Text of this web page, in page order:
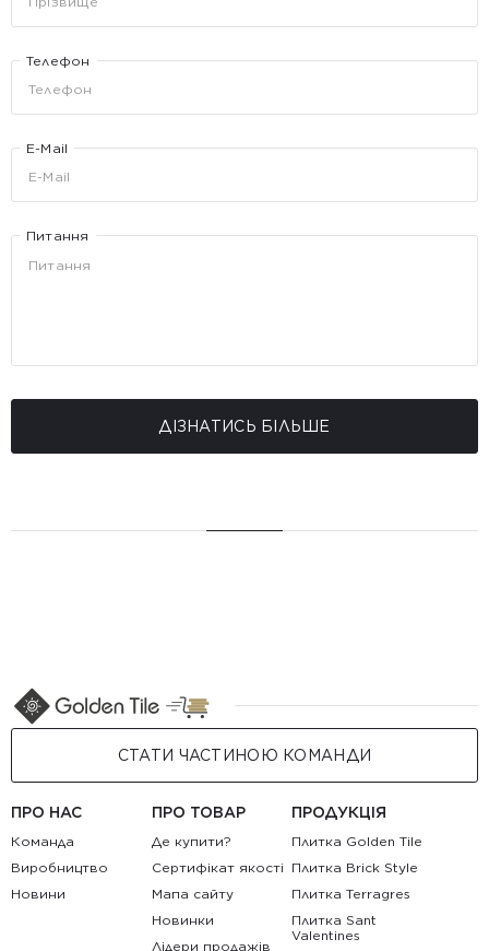
Телефон
E-Mail
Питання
ДІЗНАТИСЬ БІЛЬШЕ
СТАТИ ЧАСТИНОЮ КОМАНДИ
ПРО НАС
Команда
Виробництво
Новини
ПРО ТОВАР
Де купити?
Сертифікат якості
Мапа сайту
Новинки
Лідери продажів
ПРОДУКЦІЯ
Плитка Golden Tile
Плитка Brick Style
Плитка Terragres
Плитка Sant
Valentines